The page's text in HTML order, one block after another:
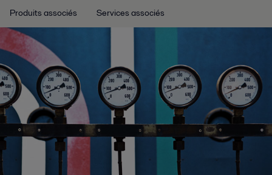
Produits associés Services associés